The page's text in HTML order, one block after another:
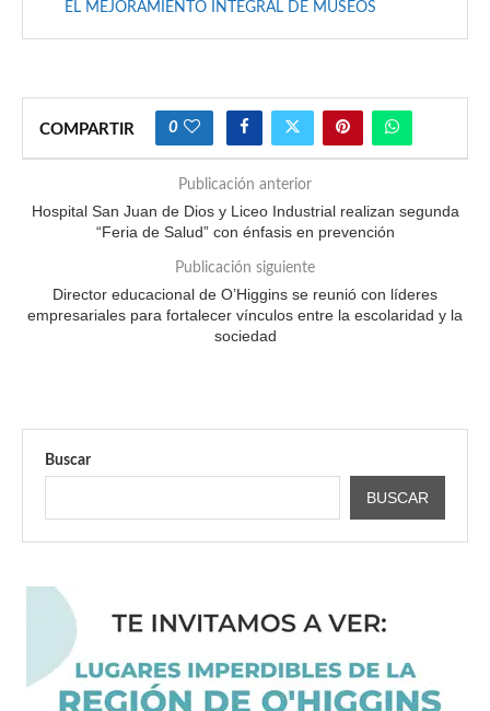
EL MEJORAMIENTO INTEGRAL DE MUSEOS
COMPARTIR 0
Publicación anterior
Hospital San Juan de Dios y Liceo Industrial realizan segunda
“Feria de Salud” con énfasis en prevención
Publicación siguiente
Director educacional de O’Higgins se reunió con líderes
empresariales para fortalecer vínculos entre la escolaridad y la
sociedad
Buscar
BUSCAR